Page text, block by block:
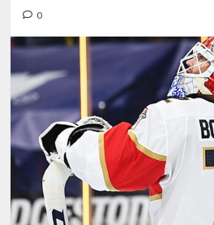
0